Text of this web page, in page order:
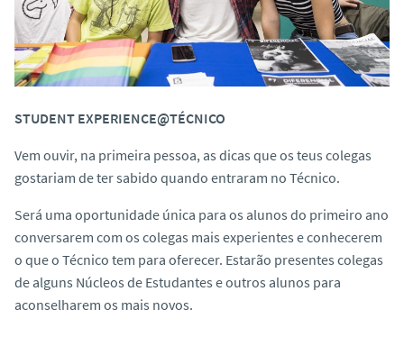
STUDENT EXPERIENCE@TÉCNICO
Vem ouvir, na primeira pessoa, as dicas que os teus colegas
gostariam de ter sabido quando entraram no Técnico.
Será uma oportunidade única para os alunos do primeiro ano
conversarem com os colegas mais experientes e conhecerem
o que o Técnico tem para oferecer. Estarão presentes colegas
de alguns Núcleos de Estudantes e outros alunos para
aconselharem os mais novos.